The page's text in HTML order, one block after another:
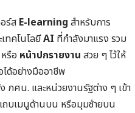
ร์ส E-learning สำหรับการ
ทคโนโลยีAI ที่กำลังมาแรง รวม
หรือ หน้าปกรายงาน สวย ๆ ไว้ให้
ด้อย่างมืออาชีพ
กศน. และหน่วยงานรัฐต่าง ๆ เข้า
ถบเมนูด้านบน หรือมุมซ้ายบน